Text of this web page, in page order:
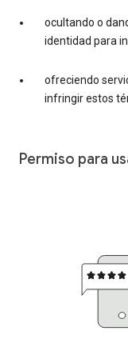
ocultando o
identidad para
ofreciendo
infringir estos
Permiso para